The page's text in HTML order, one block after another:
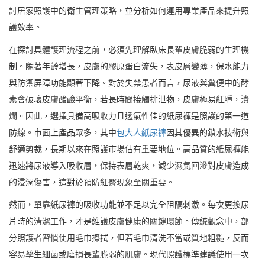
討居家照護中的衛生管理策略，並分析如何運用專業產品來提升照
護效率。
在探討具體護理流程之前，必須先理解臥床長輩皮膚脆弱的生理機
制。隨著年齡增長，皮膚的膠原蛋白流失，表皮層變薄，保水能力
與防禦屏障功能顯著下降。對於失禁患者而言，尿液與糞便中的酵
素會破壞皮膚酸鹼平衡，若長時間接觸排泄物，皮膚極易紅腫，潰
爛。因此，選擇具備高吸收力且透氣性佳的紙尿褲是照護的第一道
防線。市面上產品眾多，其中包大人紙尿褲因其優異的鎖水技術與
舒適剪裁，長期以來在照護市場佔有重要地位。高品質的紙尿褲能
迅速將尿液導入吸收層，保持表層乾爽，減少濕氣回滲對皮膚造成
的浸潤傷害，這對於預防紅臀現象至關重要。
然而，單靠紙尿褲的吸收功能並不足以完全阻隔刺激。每次更換尿
片時的清潔工作，才是維護皮膚健康的關鍵環節。傳統觀念中，部
分照護者習慣使用毛巾擦拭，但若毛巾清洗不當或質地粗糙，反而
容易孳生細菌或磨損長輩脆弱的肌膚。現代照護標準建議使用一次